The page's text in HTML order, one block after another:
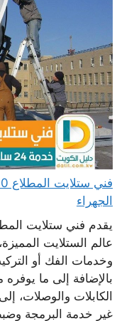
الجهراء
يقدم فني ستلايت
عالم الستلايت
وخدمات الفك أو
بالإضافة إلى ما
الكابلات والوصلات،
غير خدمة البرمجة